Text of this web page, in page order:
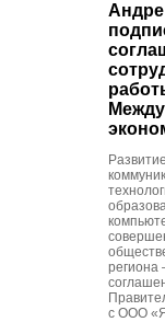
с ООО